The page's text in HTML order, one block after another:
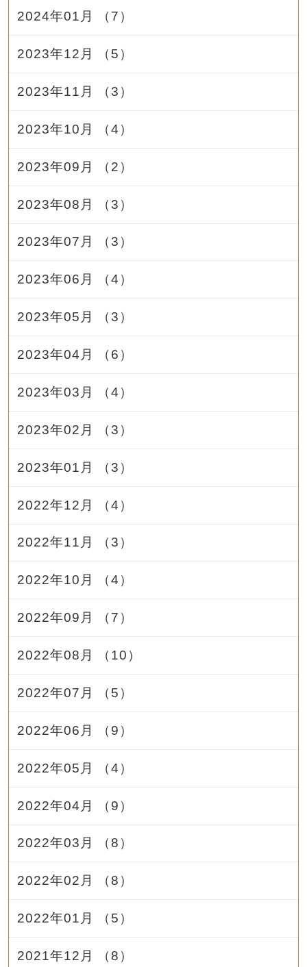
2024年01月 （7）
2023年12月 （5）
2023年11月 （3）
2023年10月 （4）
2023年09月 （2）
2023年08月 （3）
2023年07月 （3）
2023年06月 （4）
2023年05月 （3）
2023年04月 （6）
2023年03月 （4）
2023年02月 （3）
2023年01月 （3）
2022年12月 （4）
2022年11月 （3）
2022年10月 （4）
2022年09月 （7）
2022年08月 （10）
2022年07月 （5）
2022年06月 （9）
2022年05月 （4）
2022年04月 （9）
2022年03月 （8）
2022年02月 （8）
2022年01月 （5）
2021年12月 （8）